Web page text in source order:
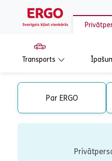
Transports
Par ERGO